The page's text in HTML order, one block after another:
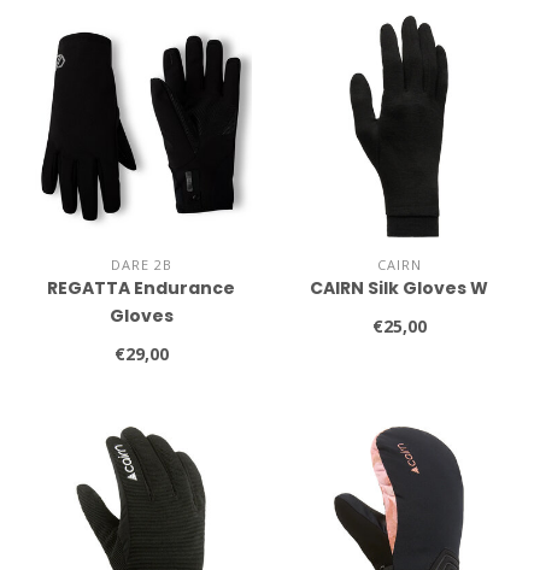
DARE 2B
REGATTA Endurance
Gloves
€29,00
CAIRN
CAIRN Silk Gloves W
€25,00